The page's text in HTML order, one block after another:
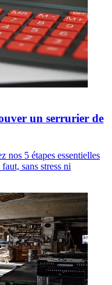
un serrurier de
nos 5 étapes essentielles
sans stress ni